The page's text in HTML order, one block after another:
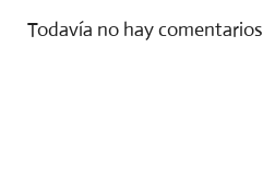
Todavía no hay comentarios